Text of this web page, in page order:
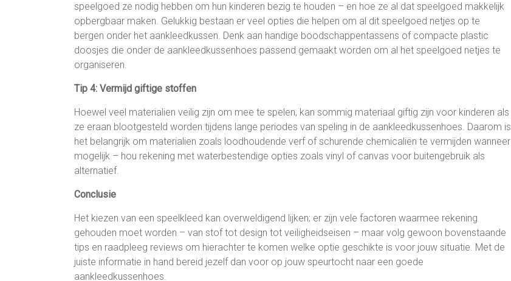
speelgoed ze nodig hebben om hun kinderen bezig te houden – en hoe ze al dat speelgoed makkelijk
opbergbaar maken. Gelukkig bestaan er veel opties die helpen om al dit speelgoed netjes op te
bergen onder het aankleedkussen. Denk aan handige boodschappentassens of compacte plastic
doosjes die onder de aankleedkussenhoes passend gemaakt worden om al het speelgoed netjes te
organiseren.
Tip 4: Vermijd giftige stoffen
Hoewel veel materialien veilig zijn om mee te spelen, kan sommig materiaal giftig zijn voor kinderen als
ze eraan blootgesteld worden tijdens lange periodes van speling in de aankleedkussenhoes. Daarom is
het belangrijk om materialien zoals loodhoudende verf of schurende chemicaliën te vermijden wanneer
mogelijk – hou rekening met waterbestendige opties zoals vinyl of canvas voor buitengebruik als
alternatief.
Conclusie
Het kiezen van een speelkleed kan overweldigend lijken; er zijn vele factoren waarmee rekening
gehouden moet worden – van stof tot design tot veiligheidseisen – maar volg gewoon bovenstaande
tips en raadpleeg reviews om hierachter te komen welke optie geschikte is voor jouw situatie. Met de
juiste informatie in hand bereid jezelf dan voor op jouw speurtocht naar een goede
aankleedkussenhoes.